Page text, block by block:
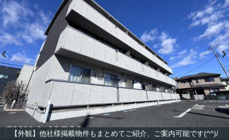
【外観】他社様掲載物件もまとめてご紹介、ご案内可能です(^^)/